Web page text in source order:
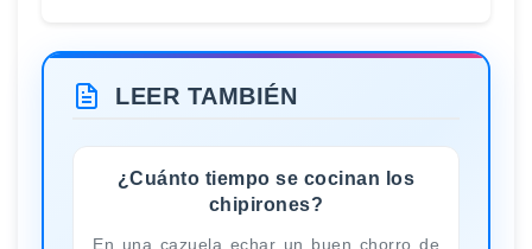
LEER TAMBIÉN
¿Cuánto tiempo se cocinan los
chipirones?
En una cazuela echar un buen chorro de